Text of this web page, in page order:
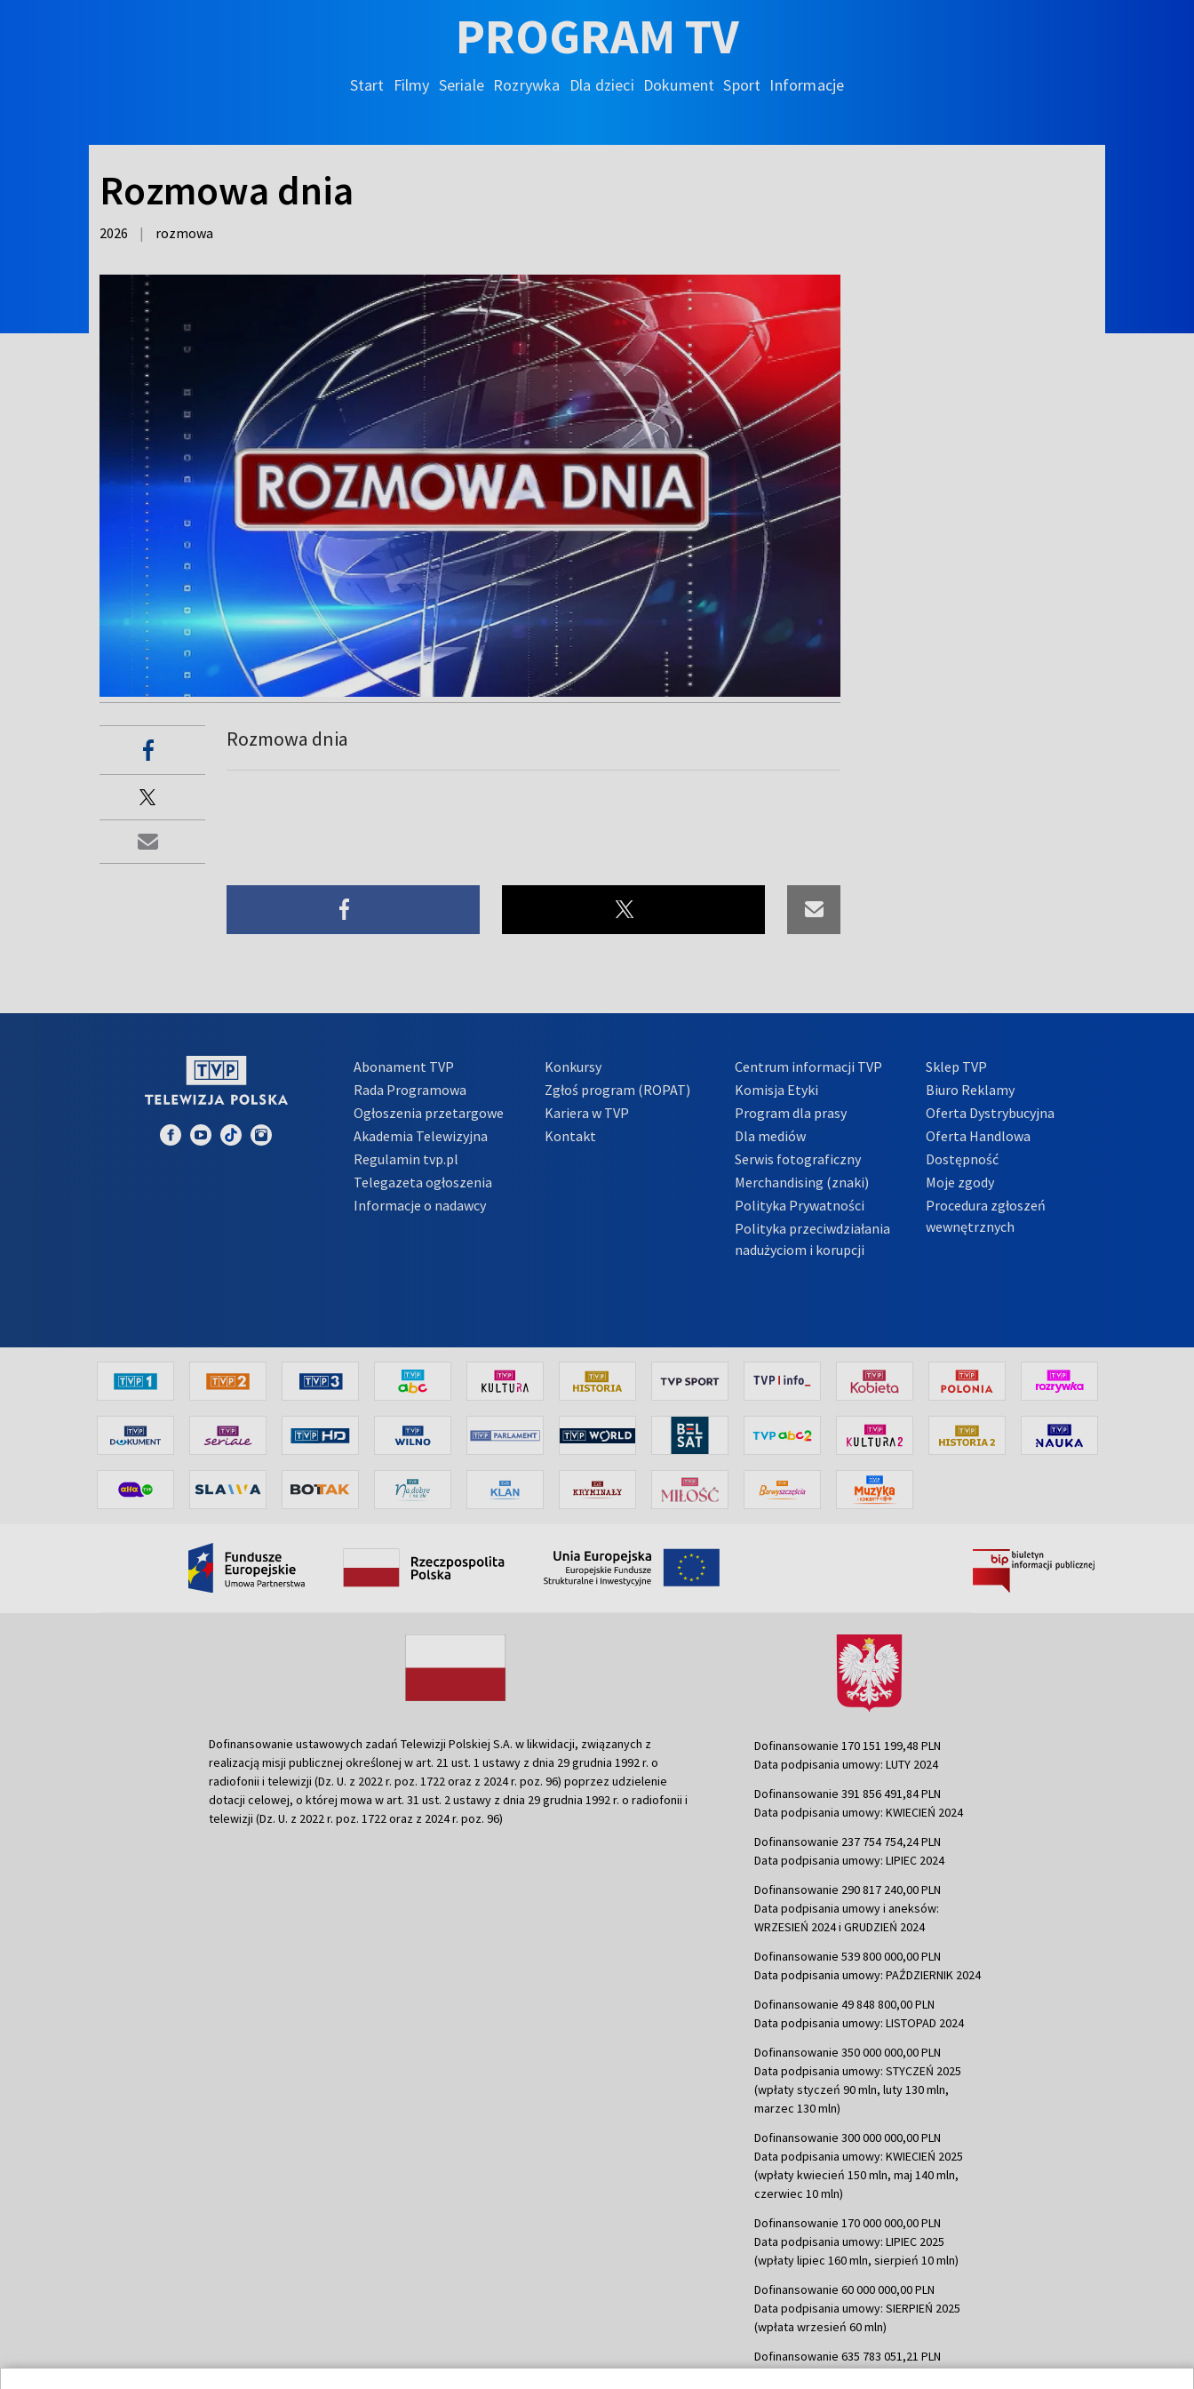
PROGRAM TV
Start Filmy Seriale Rozrywka Dla dzieci Dokument Sport Informacje
Rozmowa dnia
2026 | rozmowa
Rozmowa dnia
Abonament TVP
Rada Programowa
Ogłoszenia przetargowe
Akademia Telewizyjna
Regulamin tvp.pl
Telegazeta ogłoszenia
Informacje o nadawcy
Konkursy
Zgłoś program (ROPAT)
Kariera w TVP
Kontakt
Centrum informacji TVP
Komisja Etyki
Program dla prasy
Dla mediów
Serwis fotograficzny
Merchandising (znaki)
Polityka Prywatności
Polityka przeciwdziałania
nadużyciom i korupcji
Sklep TVP
Biuro Reklamy
Oferta Dystrybucyjna
Oferta Handlowa
Dostępność
Moje zgody
Procedura zgłoszeń
wewnętrznych
Dofinansowanie ustawowych zadań Telewizji Polskiej S.A. w likwidacji, związanych z
realizacją misji publicznej określonej w art. 21 ust. 1 ustawy z dnia 29 grudnia 1992 r. o
radiofonii i telewizji (Dz. U. z 2022 r. poz. 1722 oraz z 2024 r. poz. 96) poprzez udzielenie
dotacji celowej, o której mowa w art. 31 ust. 2 ustawy z dnia 29 grudnia 1992 r. o radiofonii i
telewizji (Dz. U. z 2022 r. poz. 1722 oraz z 2024 r. poz. 96)
Dofinansowanie 170 151 199,48 PLN
Data podpisania umowy: LUTY 2024
Dofinansowanie 391 856 491,84 PLN
Data podpisania umowy: KWIECIEŃ 2024
Dofinansowanie 237 754 754,24 PLN
Data podpisania umowy: LIPIEC 2024
Dofinansowanie 290 817 240,00 PLN
Data podpisania umowy i aneksów:
WRZESIEŃ 2024 i GRUDZIEŃ 2024
Dofinansowanie 539 800 000,00 PLN
Data podpisania umowy: PAŹDZIERNIK 2024
Dofinansowanie 49 848 800,00 PLN
Data podpisania umowy: LISTOPAD 2024
Dofinansowanie 350 000 000,00 PLN
Data podpisania umowy: STYCZEŃ 2025
(wpłaty styczeń 90 mln, luty 130 mln,
marzec 130 mln)
Dofinansowanie 300 000 000,00 PLN
Data podpisania umowy: KWIECIEŃ 2025
(wpłaty kwiecień 150 mln, maj 140 mln,
czerwiec 10 mln)
Dofinansowanie 170 000 000,00 PLN
Data podpisania umowy: LIPIEC 2025
(wpłaty lipiec 160 mln, sierpień 10 mln)
Dofinansowanie 60 000 000,00 PLN
Data podpisania umowy: SIERPIEŃ 2025
(wpłata wrzesień 60 mln)
Dofinansowanie 635 783 051,21 PLN